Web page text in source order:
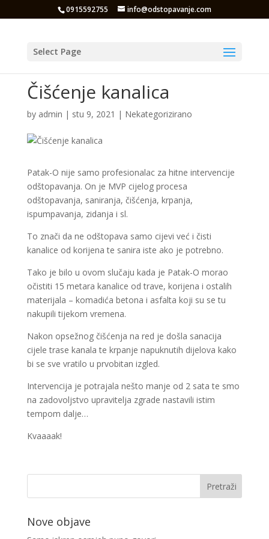
0915592755 info@odstopavanje.com
Select Page
Čišćenje kanalica
by admin | stu 9, 2021 | Nekategorizirano
Patak-O nije samo profesionalac za hitne intervencije
odštopavanja. On je MVP cijelog procesa
odštopavanja, saniranja, čišćenja, krpanja,
ispumpavanja, zidanja i sl.
To znači da ne odštopava samo cijevi već i čisti
kanalice od korijena te sanira iste ako je potrebno.
Tako je bilo u ovom slučaju kada je Patak-O morao
očistiti 15 metara kanalice od trave, korijena i ostalih
materijala – komadića betona i asfalta koji su se tu
nakupili tijekom vremena.
Nakon opsežnog čišćenja na red je došla sanacija
cijele trase kanala te krpanje napuknutih dijelova kako
bi se sve vratilo u prvobitan izgled.
Intervencija je potrajala nešto manje od 2 sata te smo
na zadovoljstvo upravitelja zgrade nastavili istim
tempom dalje…
Kvaaaak!
Nove objave